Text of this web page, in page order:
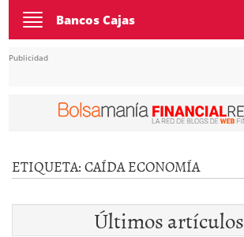
Toggle
navigation
Bancos Cajas
Publicidad
ETIQUETA:CAÍDA ECONOMÍA
Últimos artículos